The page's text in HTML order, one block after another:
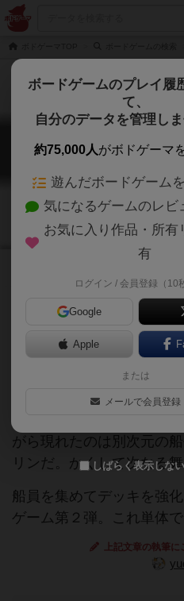
トゥルーマ
True
マリンにはマリンぶつ
分裂事件を乗り越え一回
かし平穏も束の間、空か
元の宝鐘マリンは随分と
がら現れたのは別次元の
リンだ。かくして次なる
船員を集めてデッキを強
ゲーム第２弾。これ単体で
上記文章の執筆
ボードゲームのプレイ履
て、
自分のデータを管理し
約75,000人がボドゲーマ
遊んだボードゲーム
気になるゲームのレビ
お気に入り作品・所有
有
ログイン / 会員登録（10
Google
Apple
または
メールで会員登録
しばらく表示しない